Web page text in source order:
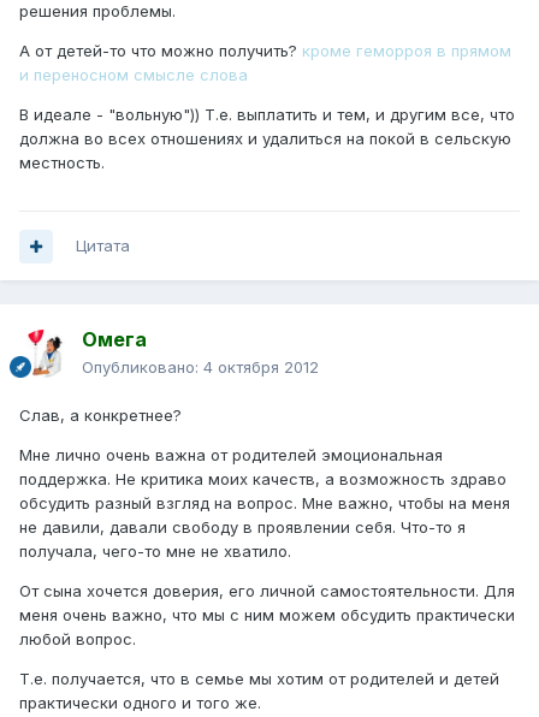
решения проблемы.
А от детей-то что можно получить? кроме геморроя в прямом
и переносном смысле слова
В идеале - "вольную")) Т.е. выплатить и тем, и другим все, что
должна во всех отношениях и удалиться на покой в сельскую
местность.
Цитата
Омега
Опубликовано: 4 октября 2012
Слав, а конкретнее?
Мне лично очень важна от родителей эмоциональная
поддержка. Не критика моих качеств, а возможность здраво
обсудить разный взгляд на вопрос. Мне важно, чтобы на меня
не давили, давали свободу в проявлении себя. Что-то я
получала, чего-то мне не хватило.
От сына хочется доверия, его личной самостоятельности. Для
меня очень важно, что мы с ним можем обсудить практически
любой вопрос.
Т.е. получается, что в семье мы хотим от родителей и детей
практически одного и того же.